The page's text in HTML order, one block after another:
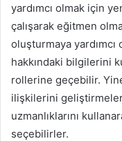
yardımcı olmak için
çalışarak eğitmen
oluşturmaya
hakkındaki bilgilerini
rollerine geçebilir.
ilişkilerini
uzmanlıklarını
seçebilirler.